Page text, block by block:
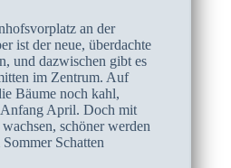
an der
ist der neue, überdachte
und dazwischen gibt es
im Zentrum. Auf
Bäume noch kahl,
April. Doch mit
schöner werden
Schatten